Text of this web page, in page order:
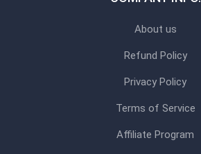
About us
Refund Policy
Privacy Policy
Terms of Service
Affiliate Program